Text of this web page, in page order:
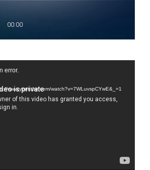
error.
www.youtube.com/watch?v=7WLuvspCYwE&_=1